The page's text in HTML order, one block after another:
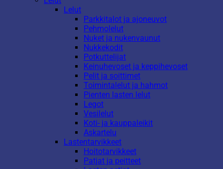
Lelut
Parkkitalot ja ajoneuvot
Pehmolelut
Nuket ja nukenvaunut
Nukkekodit
Potkuttelijat
Keinuhevoset ja keppihevoset
Pelit ja soittimet
Toimintalelut ja hahmot
Pienten lasten lelut
Legot
Vesilelut
Koti- ja kauppaleikit
Askartelu
Lastentarvikkeet
Hoitotarvikkeet
Patjat ja peitteet